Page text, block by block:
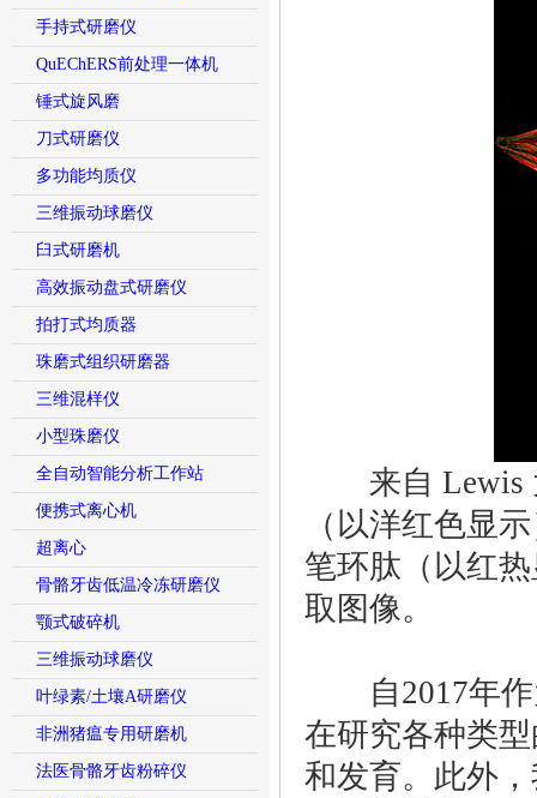
手持式研磨仪
QuEChERS前处理一体机
锤式旋风磨
刀式研磨仪
多功能均质仪
三维振动球磨仪
臼式研磨机
高效振动盘式研磨仪
拍打式均质器
珠磨式组织研磨器
三维混样仪
小型珠磨仪
全自动智能分析工作站
便携式离心机
超离心
骨骼牙齿低温冷冻研磨仪
颚式破碎机
三维振动球磨仪
叶绿素/土壤A研磨仪
非洲猪瘟专用研磨机
法医骨骼牙齿粉碎仪
来自 Lewis
（以洋红色显
笔环肽（以红
取图像。
自2017年作
在研究各种类
和发育。此外